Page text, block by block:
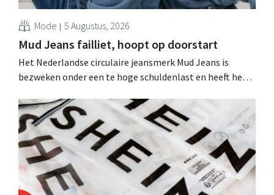
Mode 5 Augustus, 2026
Mud Jeans failliet, hoopt op doorstart
Het Nederlandse circulaire jeansmerk Mud Jeans is
bezweken onder een te hoge schuldenlast en heeft het
evenwel dat het verhaal hiermee niet eindigt.